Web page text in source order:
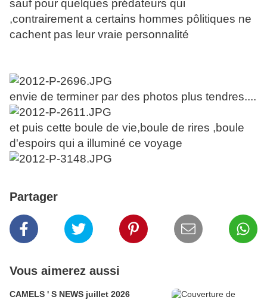
sauf pour quelques prédateurs qui
,contrairement a certains hommes pôlitiques ne
cachent pas leur vraie personnalité
envie de terminer par des photos plus tendres....
et puis cette boule de vie,boule de rires ,boule
d'espoirs qui a illuminé ce voyage
Partager
Vous aimerez aussi
CAMELS ' S NEWS juillet 2026